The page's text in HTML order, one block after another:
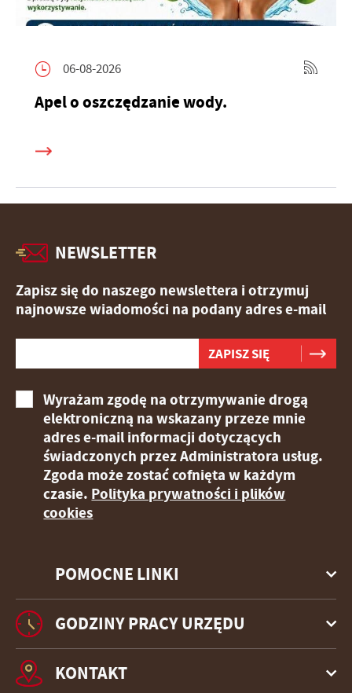
06-08-2026
Apel o oszczędzanie wody.
POMOCNE LINKI
NEWSLETTER
Zapisz się do naszego newslettera i otrzymuj
najnowsze wiadomości na podany adres e-mail
Wyrażam zgodę na otrzymywanie drogą
elektroniczną na wskazany przeze mnie
adres e-mail informacji dotyczących
świadczonych przez Administratora usług.
Zgoda może zostać cofnięta w każdym
czasie. Polityka prywatności i plików
cookies
GODZINY PRACY URZĘDU
KONTAKT